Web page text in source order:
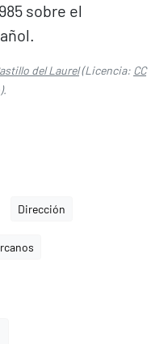
sobre el
del Laurel(Licencia: CC
).
Dirección